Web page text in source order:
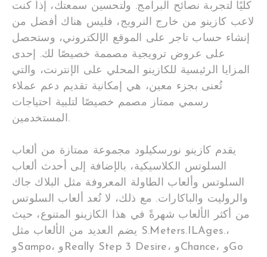
كليًا لتجربة نصائح البرامج. ولتحسين سمعتك، إذا كنت
لاعب كازينو من خارج النرويج، فليس هناك أفضل من
إنشاء حساب تاجر على الموقع الإلكتروني، وستحصل
على عروض ترويجية مصممة خصيصًا لك. إحدى
المزايا الرئيسية للكازينو المحلي على الإنترنت، والتي
تُعنى بجزء معين، هي إمكانية تقديم دعم عملاء
رسمي ممتاز مصمم خصيصًا لتلبية احتياجات
المستخدمين.
يقدم كازينو نورسكيلود مجموعة ممتازة من ألعاب
السلوتس الكلاسيكية، بالإضافة إلى أحدث ألعاب
السلوتس وألعاب الطاولة المعروفة مثل البلاك جاك
والروليت والباكارات. مع ذلك، لا تُعد ألعاب السلوتس
من أكثر الألعاب شهرةً في هذا الكازينو المتنوع، حيث
يضم العديد من الألعاب مثل S.Meters.ILAges.،
وSampo، وReally Step 3 Desire، وChance، وGo